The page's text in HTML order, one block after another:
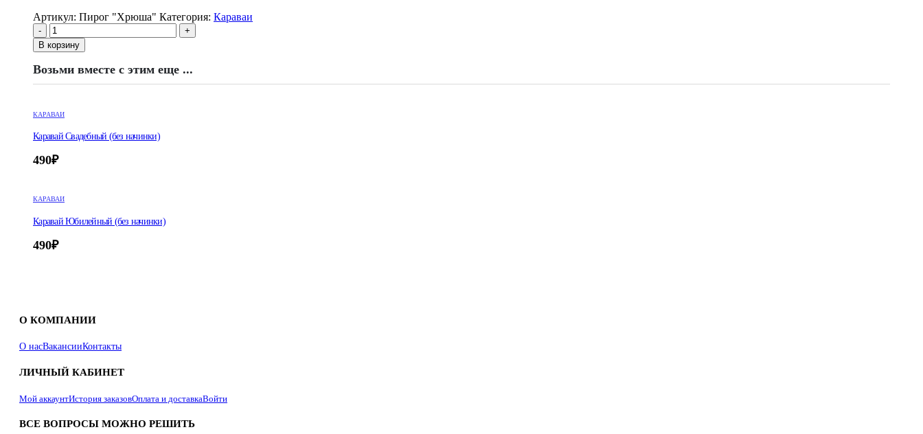
Артикул: Пирог "Хрюша" Категория: Караваи
-
+
В корзину
Возьми вместе с этим еще ...
КАРАВАИ
Каравай Свадебный (без начинки)
490₽
КАРАВАИ
Каравай Юбилейный (без начинки)
490₽
О КОМПАНИИ
О насВакансииКонтакты
ЛИЧНЫЙ КАБИНЕТ
Мой аккаунтИстория заказовОплата и доставкаВойти
ВСЕ ВОПРОСЫ МОЖНО РЕШИТЬ